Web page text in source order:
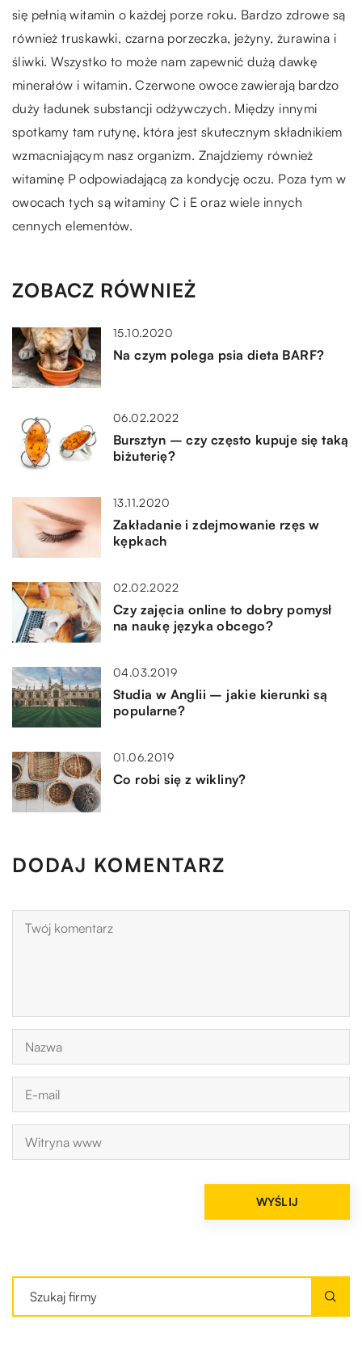
się pełnią witamin o każdej porze roku. Bardzo zdrowe są
również truskawki, czarna porzeczka, jeżyny, żurawina i
śliwki. Wszystko to może nam zapewnić dużą dawkę
minerałów i witamin. Czerwone owoce zawierają bardzo
duży ładunek substancji odżywczych. Między innymi
spotkamy tam rutynę, która jest skutecznym składnikiem
wzmacniającym nasz organizm. Znajdziemy również
witaminę P odpowiadającą za kondycję oczu. Poza tym w
owocach tych są witaminy C i E oraz wiele innych
cennych elementów.
ZOBACZ RÓWNIEŻ
15.10.2020
Na czym polega psia dieta BARF?
06.02.2022
Bursztyn – czy często kupuje się taką
biżuterię?
13.11.2020
Zakładanie i zdejmowanie rzęs w
kępkach
02.02.2022
Czy zajęcia online to dobry pomysł
na naukę języka obcego?
04.03.2019
Studia w Anglii – jakie kierunki są
popularne?
01.06.2019
Co robi się z wikliny?
DODAJ KOMENTARZ